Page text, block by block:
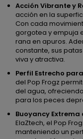
Acción Vibrante y
acción en la
Con cada
gorgotea y empuja
rana en apuros.
constante, sus
viva y atractiva.
Perfil Estrecho
del Pop Frogz
del agua,
para los peces
Buoyancy Extrema
ElaZtech, el Pop
manteniendo un